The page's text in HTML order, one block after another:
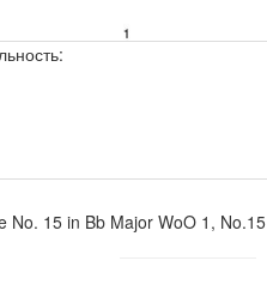
No. 15 in Bb Major WoO 1, No.15